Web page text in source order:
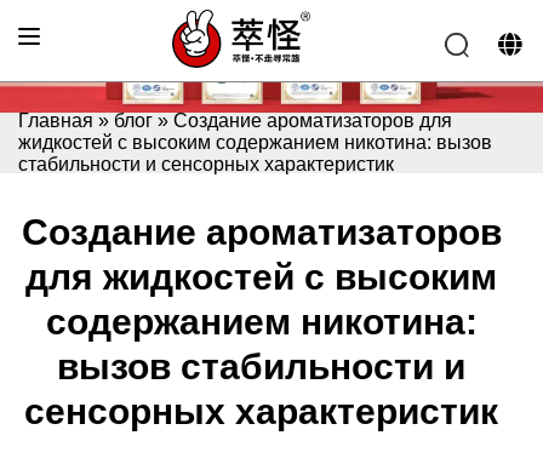
Главная » блог » Создание ароматизаторов для
жидкостей с высоким содержанием никотина: вызов
стабильности и сенсорных характеристик
Создание ароматизаторов
для жидкостей с высоким
содержанием никотина:
вызов стабильности и
сенсорных характеристик